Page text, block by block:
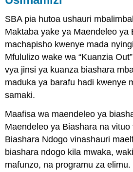
SBA pia hutoa ushauri
Maktaba yake ya Maendeleo ya
machapisho kwenye mada
Mfululizo wake wa “Kuanzia
vya jinsi ya kuanza biashara
maduka ya barafu hadi kwenye
samaki.
Maafisa wa maendeleo ya
Maendeleo ya Biashara na
Biashara Ndogo vinashauri
biashara ndogo kila mwaka,
mafunzo, na programu za